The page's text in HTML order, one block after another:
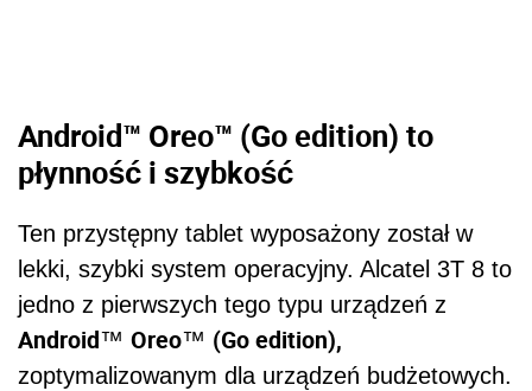
Android™ Oreo™ (Go edition) to
płynność i szybkość
Ten przystępny tablet wyposażony został w
lekki, szybki system operacyjny. Alcatel 3T 8 to
jedno z pierwszych tego typu urządzeń z
Android™ Oreo™ (Go edition),
zoptymalizowanym dla urządzeń budżetowych.